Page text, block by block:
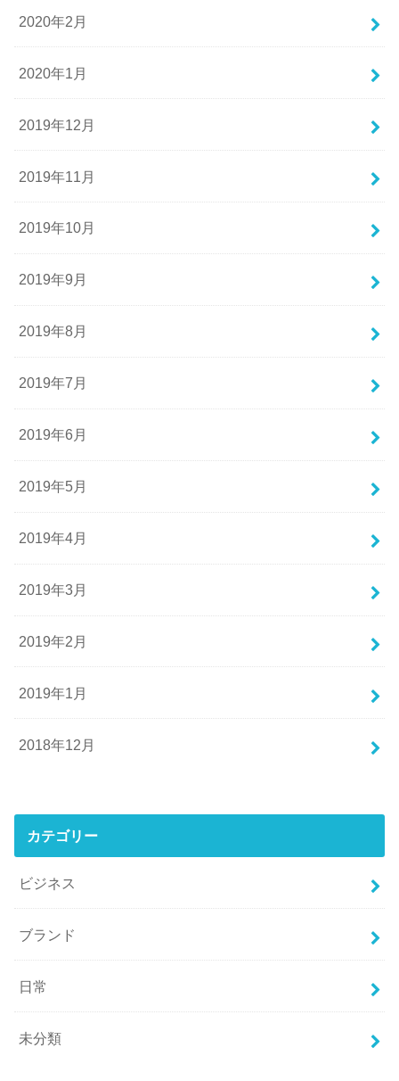
2020年2月
2020年1月
2019年12月
2019年11月
2019年10月
2019年9月
2019年8月
2019年7月
2019年6月
2019年5月
2019年4月
2019年3月
2019年2月
2019年1月
2018年12月
カテゴリー
ビジネス
ブランド
日常
未分類